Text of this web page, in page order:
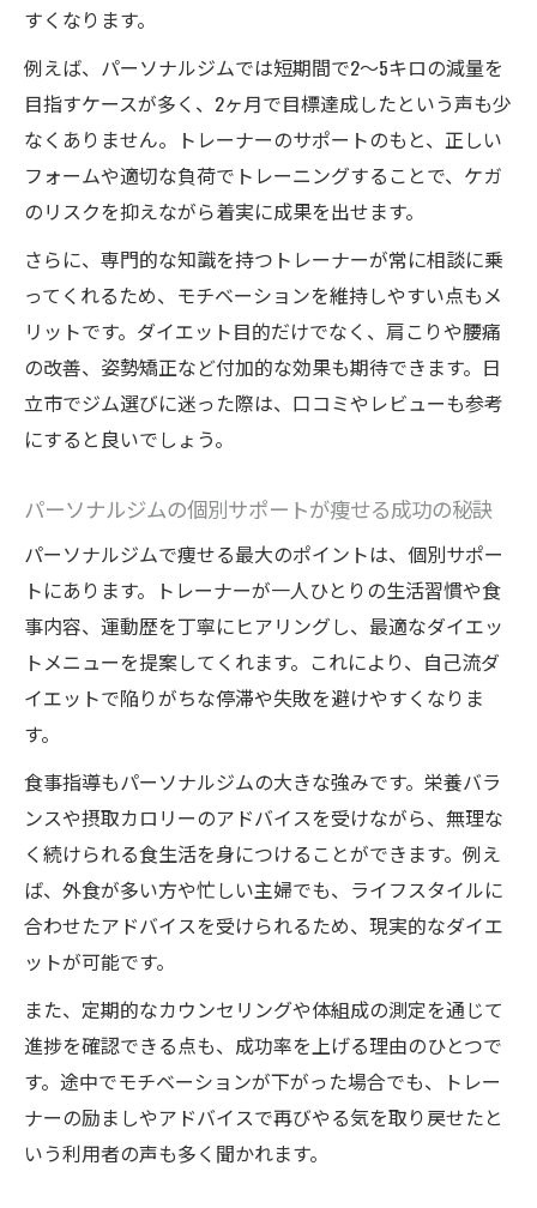
信頼できるパーソナルトレーナーの見極め
方
パーソナルジムのトレーナーが与えるモチ
ベーション効果
ナー活用術
ダメなパーソナルトレーナーを見抜くポイ
ント
パーソナルジムで続けやすい指導スタイル
の選び方
パーソナルジムに通う頻度と無理のないス
ケジュール例
月4回ペースで通えるパーソナルジムの選び
方
続けやすいパーソナルジムのサポート体制
を比較
ツ
仕事や家庭と両立できるパーソナルジム活
用術
女性目線で考えるジム料金相場と契約の注意点
パーソナルジムの料金相場を女性目線で分
かりやすく解説
月4回通うパーソナルジムの費用とその内訳
について
パーソナルジムで損をしない契約時のチェ
ックポイント
女性が気になるパーソナルジム入会特典や
すくなります。
例えば、パーソナルジムでは短期間で2〜5キロの減量を
目指すケースが多く、2ヶ月で目標達成したという声も少
なくありません。トレーナーのサポートのもと、正しい
フォームや適切な負荷でトレーニングすることで、ケガ
のリスクを抑えながら着実に成果を出せます。
さらに、専門的な知識を持つトレーナーが常に相談に乗
ってくれるため、モチベーションを維持しやすい点もメ
リットです。ダイエット目的だけでなく、肩こりや腰痛
の改善、姿勢矯正など付加的な効果も期待できます。日
立市でジム選びに迷った際は、口コミやレビューも参考
にすると良いでしょう。
パーソナルジムの個別サポートが痩せる成功の秘訣
パーソナルジムで痩せる最大のポイントは、個別サポー
トにあります。トレーナーが一人ひとりの生活習慣や食
事内容、運動歴を丁寧にヒアリングし、最適なダイエッ
トメニューを提案してくれます。これにより、自己流ダ
イエットで陥りがちな停滞や失敗を避けやすくなりま
す。
食事指導もパーソナルジムの大きな強みです。栄養バラ
ンスや摂取カロリーのアドバイスを受けながら、無理な
く続けられる食生活を身につけることができます。例え
ば、外食が多い方や忙しい主婦でも、ライフスタイルに
合わせたアドバイスを受けられるため、現実的なダイエ
ットが可能です。
また、定期的なカウンセリングや体組成の測定を通じて
進捗を確認できる点も、成功率を上げる理由のひとつで
す。途中でモチベーションが下がった場合でも、トレー
ナーの励ましやアドバイスで再びやる気を取り戻せたと
いう利用者の声も多く聞かれます。